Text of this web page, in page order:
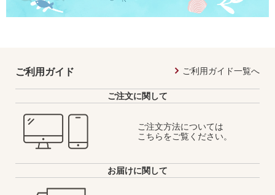
ご利用ガイド ご利用ガイド一覧へ
ご注文に関して
ご注文方法については
こちらをご覧ください。
お届けに関して